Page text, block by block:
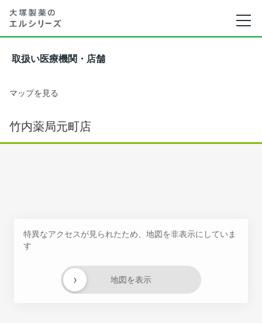
取扱い医療機関・店舗
マップを見る
竹内薬局元町店
特異なアクセスが見られたため、地図を非表示にしていま
す
地図を表示
›